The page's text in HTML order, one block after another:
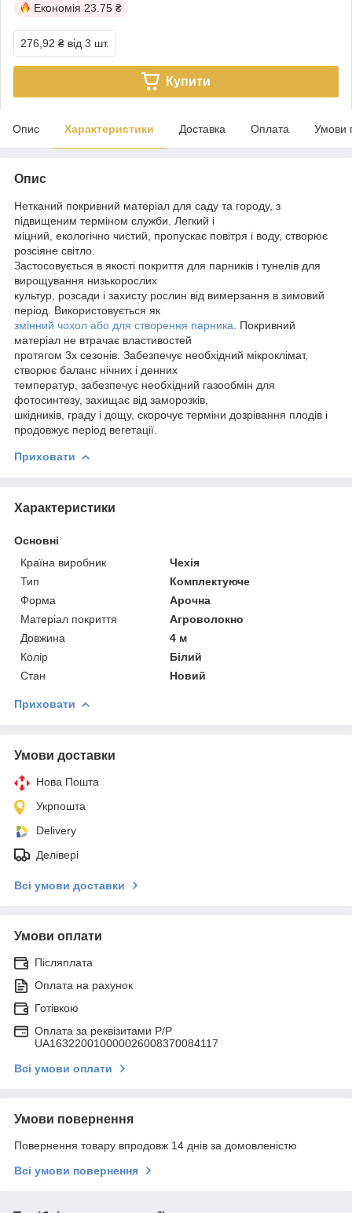
Економія 23.75 ₴
276,92 ₴ від 3 шт.
Купити
Опис Характеристики Доставка Оплата Умови
Опис
Нетканий покривний матеріал для саду та городу, з
підвищеним терміном служби. Легкий і
міцний, екологічно чистий, пропускає повітря і воду, створює
розсіяне світло.
Застосовується в якості покриття для парників і тунелів для
вирощування низькорослих
культур, розсади і захисту рослин від вимерзання в зимовий
період. Використовується як
змінний чохол або для створення парника . Покривний
матеріал не втрачає властивостей
протягом 3х сезонів. Забезпечує необхідний мікроклімат,
створює баланс нічних і денних
температур, забезпечує необхідний газообмін для
фотосинтезу, захищає від заморозків,
шкідників, граду і дощу, скорочує терміни дозрівання плодів і
продовжує період вегетації.
Приховати
Характеристики
Основні
Країна виробник
Чехія
Тип
Комплектуюче
Форма
Арочна
Матеріал покриття
Агроволокно
Довжина
4 м
Колір
Білий
Стан
Новий
Приховати
Умови доставки
Нова Пошта
Укрпошта
Delivery
Делівері
Всі умови доставки
Умови оплати
Післяплата
Оплата на рахунок
Готівкою
Оплата за реквізитами P/Р
UA163220010000026008370084117
Всі умови оплати
Умови повернення
Повернення товару впродовж 14 днів за домовленістю
Всі умови повернення